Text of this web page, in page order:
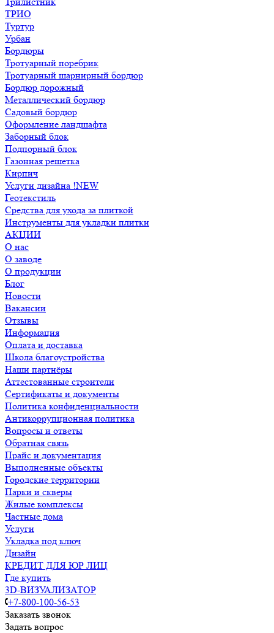
ТРИО
Туртур
Урбан
Бордюры
Тротуарный поребрик
Тротуарный шарнирный бордюр
Бордюр дорожный
Металлический бордюр
Садовый бордюр
Оформление ландшафта
Заборный блок
Подпорный блок
Газонная решетка
Кирпич
Услуги дизайна !NEW
Геотекстиль
Средства для ухода за плиткой
Инструменты для укладки плитки
АКЦИИ
О нас
О заводе
О продукции
Блог
Новости
Вакансии
Отзывы
Информация
Оплата и доставка
Школа благоустройства
Наши партнёры
Аттестованные строители
Сертификаты и документы
Политика конфиденциальности
Антикоррупционная политика
Вопросы и ответы
Обратная связь
Прайс и документация
Выполненные объекты
Городские территории
Парки и скверы
Жилые комплексы
Частные дома
Услуги
Укладка под ключ
Дизайн
КРЕДИТ ДЛЯ ЮР ЛИЦ
Где купить
3D-ВИЗУАЛИЗАТОР
+7-800-100-56-53
Заказать звонок
Задать вопрос